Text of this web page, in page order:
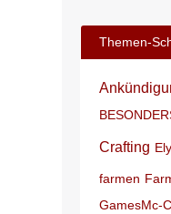
Themen-
Crafting
farmen
GamesMc-